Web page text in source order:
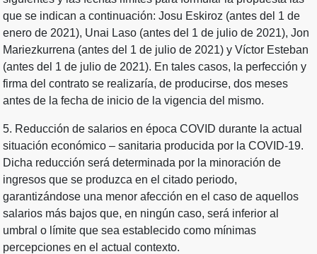
que se indican a continuación: Josu Eskiroz (antes del 1 de
enero de 2021), Unai Laso (antes del 1 de julio de 2021), Jon
Mariezkurrena (antes del 1 de julio de 2021) y Víctor Esteban
(antes del 1 de julio de 2021). En tales casos, la perfección y
firma del contrato se realizaría, de producirse, dos meses
antes de la fecha de inicio de la vigencia del mismo.
5. Reducción de salarios en época COVID durante la actual
situación económico – sanitaria producida por la COVID-19.
Dicha reducción será determinada por la minoración de
ingresos que se produzca en el citado periodo,
garantizándose una menor afección en el caso de aquellos
salarios más bajos que, en ningún caso, será inferior al
umbral o límite que sea establecido como mínimas
percepciones en el actual contexto.